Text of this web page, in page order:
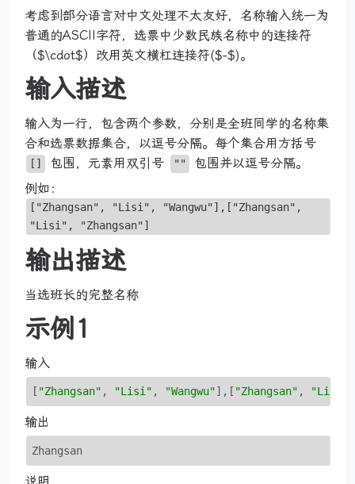
考虑到部分语言对中文处理不太友好，名称输入统一为
普通的ASCII字符，选票中少数民族名称中的连接符
（$\cdot$）改用英文横杠连接符($-$)。
输入描述
输入为一行，包含两个参数，分别是全班同学的名称集
合和选票数据集合，以逗号分隔。每个集合用方括号
[] 包围，元素用双引号 ""
包围并以逗号分隔。
例如：
["Zhangsan", "Lisi", "Wangwu"],["Zhangsan",
"Lisi", "Zhangsan"]
输出描述
当选班长的完整名称
示例1
输入
[ "Zhangsan" , "Lisi" , "Wangwu"] , [ "Zhangsan" , "Lisi"
输出
Zhangsan